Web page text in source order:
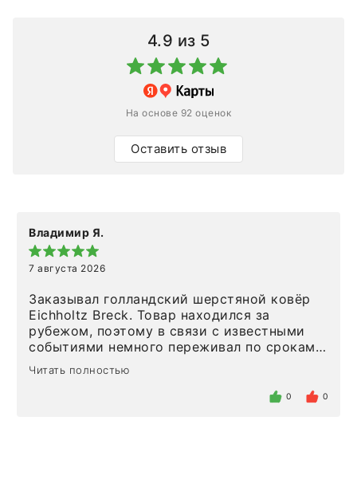
4.9 из 5
На основе 92 оценок
Оставить отзыв
Владимир Я.
7 августа 2026
Заказывал голландский шерстяной ковёр
Eichholtz Breck. Товар находился за
рубежом, поэтому в связи с известными
событиями немного переживал по срокам.
Но homeadore привезли ровно в
определенное в договоре время, без
Читать полностью
0 0